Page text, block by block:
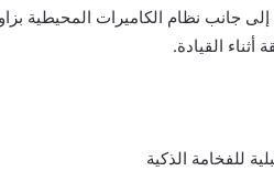
أثناء القيادة.
للفخامة الذكية